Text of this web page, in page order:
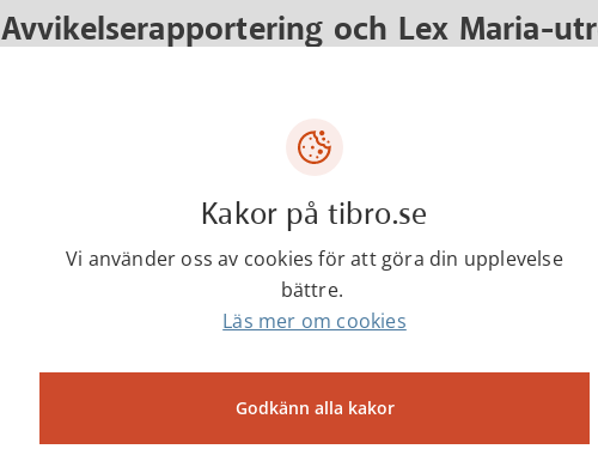
Avvikelserapportering och Lex Maria-
Kommunen hanterar fel och andra avvikande händelser
registreras, analyseras och utreds. Både
information om avvikelserna. Målet med den interna
som inte fungerar optimalt och arbeta med att förbättra
När en allvarlig händelse inträffar som leder till att en
drabbas av allvarlig skada eller sjukdom i samband
den så kallade Lex Maria-lagen.
Det är medicinskt ansvariga sjuksköterskan som
Det är socialnämnden som beslutar om en händelse är
Kakor på tibro.se
Vi använder oss av cookies för att göra din upplevelse
bättre.
Läs mer om cookies
Godkänn alla kakor